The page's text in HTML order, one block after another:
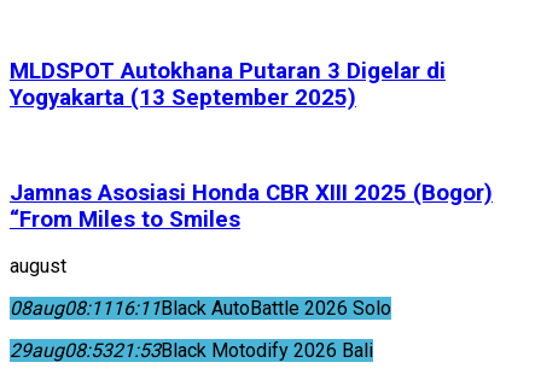
MLDSPOT Autokhana Putaran 3 Digelar di
Yogyakarta (13 September 2025)
Jamnas Asosiasi Honda CBR XIII 2025 (Bogor)
“From Miles to Smiles
august
08aug08:1116:11Black AutoBattle 2026 Solo
29aug08:5321:53Black Motodify 2026 Bali